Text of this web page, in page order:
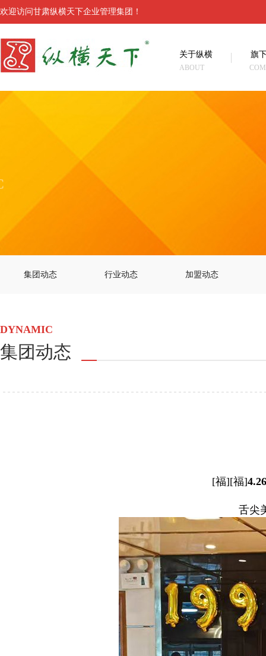
欢迎访问甘肃纵横天下企业管理集团！
关于纵横
ABOUT
旗
集团动态 行业动态 加盟动态
DYNAMIC
集团动态
[福][福]
舌尖